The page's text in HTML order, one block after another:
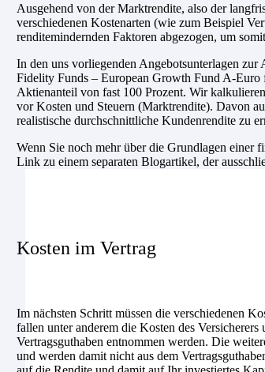
Ausgehend von der Marktrendite, also der
verschiedenen Kostenarten (wie zum Beispiel
renditemindernden Faktoren abgezogen, um
In den uns vorliegenden Angebotsunterlagen
Fidelity Funds – European Growth Fund A-Euro
Aktienanteil von fast 100 Prozent. Wir
vor Kosten und Steuern (Marktrendite). Davon
realistische durchschnittliche Kundenrendite zu
Wenn Sie noch mehr über die Grundlagen einer
Link zu einem separaten Blogartikel, der
Kosten im Vertrag
Im nächsten Schritt müssen die verschiedenen
fallen unter anderem die Kosten des
Vertragsguthaben entnommen werden. Die
und werden damit nicht aus dem